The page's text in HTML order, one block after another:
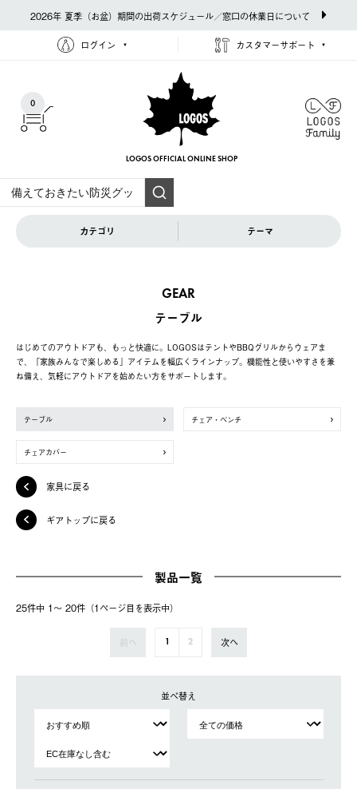
2026年 夏季（お盆）期間の出荷スケジュール／窓口の休業日について
ログイン カスタマーサポート
0
LOGOS OFFICIAL ONLINE SHOP
カテゴリ テーマ
GEAR
テーブル
はじめてのアウトドアも、もっと快適に。LOGOSはテントやBBQグリルからウェアま
で、「家族みんなで楽しめる」アイテムを幅広くラインナップ。機能性と使いやすさを兼
ね備え、気軽にアウトドアを始めたい方をサポートします。
テーブル チェア・ベンチ
チェアカバー
家具に戻る
ギアトップに戻る
製品一覧
25件中 1〜 20件（1ページ⽬を表⽰中）
前へ 1 2 次へ
並べ替え